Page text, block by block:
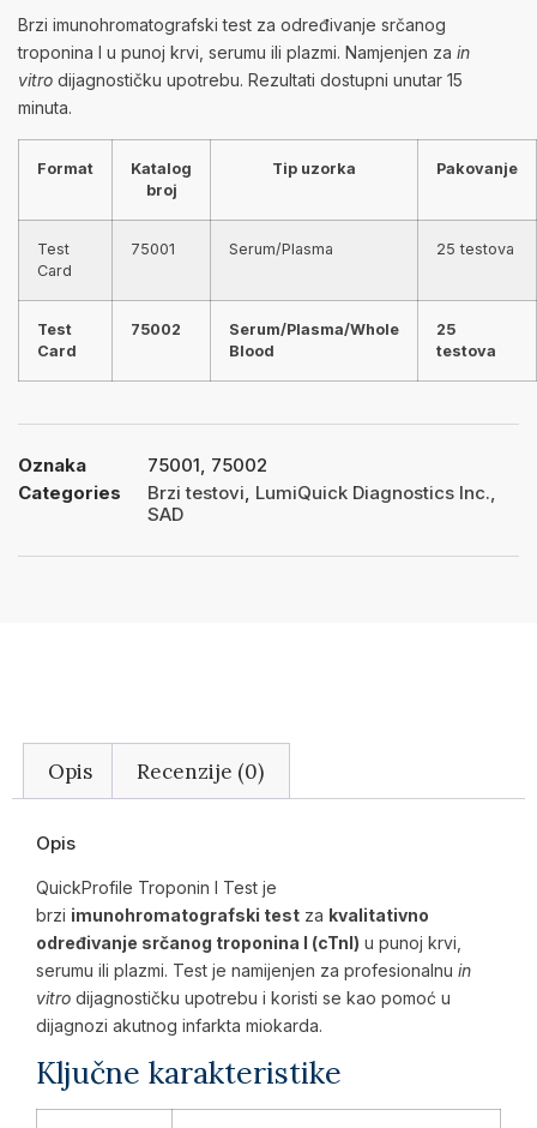
Brzi imunohromatografski test za određivanje srčanog
troponina I u punoj krvi, serumu ili plazmi. Namjenjen za in
vitro dijagnostičku upotrebu. Rezultati dostupni unutar 15
minuta.
Format
Katalog
broj
Tip uzorka Pakovanje
Test
Card
75001 Serum/Plasma 25 testova
Test
Card
75002
Serum/Plasma/Whole
Blood
25
testova
Oznaka
75001, 75002
Categories
Brzi testovi, LumiQuick Diagnostics Inc.,
SAD
Opis Recenzije (0)
Opis
QuickProfile Troponin I Test je
brzi imunohromatografski test za kvalitativno
određivanje srčanog troponina I (cTnI) u punoj krvi,
serumu ili plazmi. Test je namijenjen za profesionalnu in
vitro dijagnostičku upotrebu i koristi se kao pomoć u
dijagnozi akutnog infarkta miokarda.
Ključne karakteristike